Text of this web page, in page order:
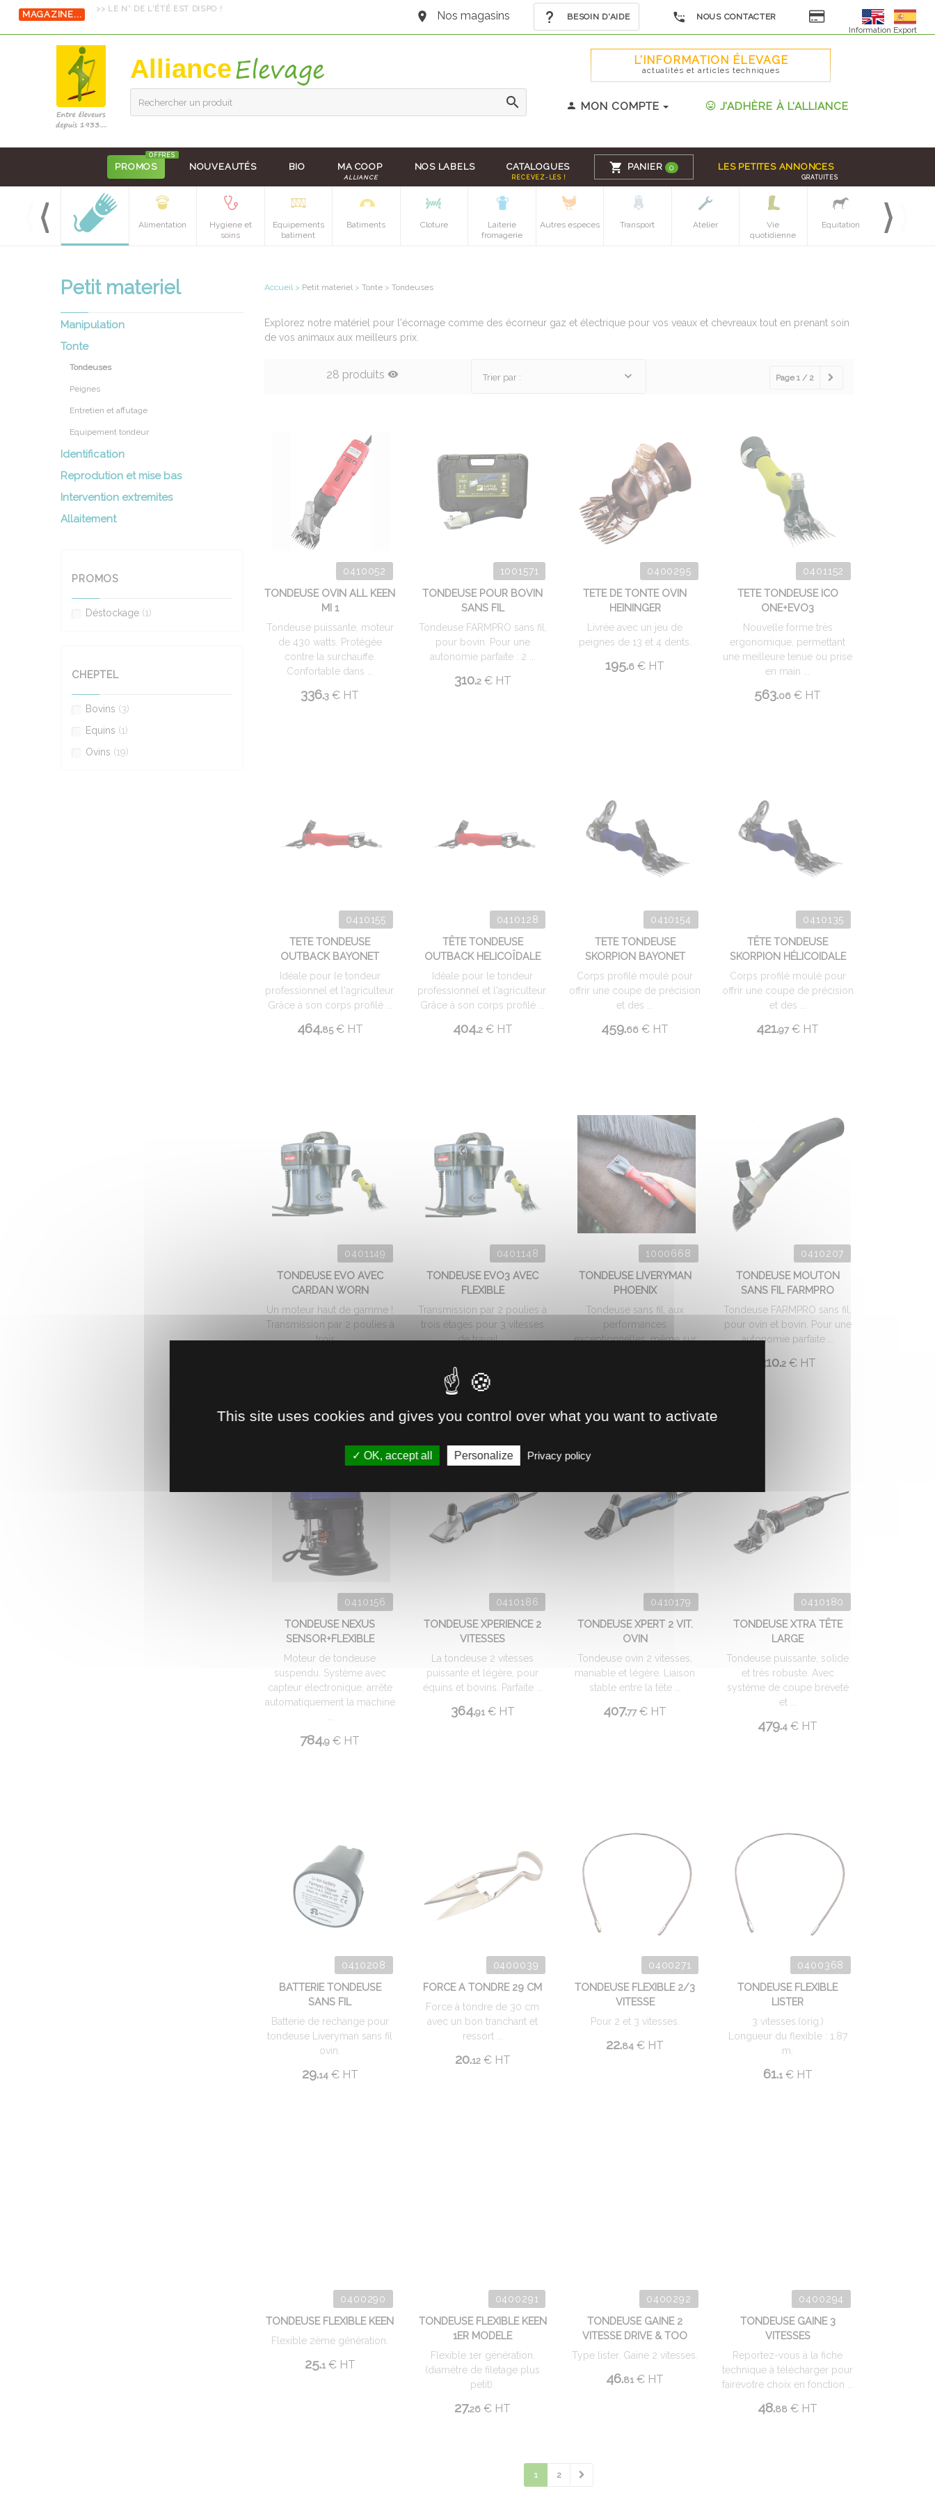
MAGAZINE... Nos magasins BESOIN D'AIDE
NOUS CONTACTER
Information Export
Alliance
Rechercher un produit
L'INFORMATION ÉLEVAGE
actualités et articles techniques
MON COMPTE J'ADHÈRE À L'ALLIANCE
PROMOS
OFFRES
NOUVEAUTÉS BIO MA COOP
ALLIANCE
NOS LABELS CATALOGUES
RECEVEZ-LES !
PANIER 0 LES PETITES ANNONCES
GRATUITES
Alimentation
Hygiene et
soins
Equipements
batiment
Batiments Cloture
Laiterie
fromagerie
Autres especes Transport Atelier
Vie
quotidienne
Equitation Espaces verts
Accueil > Petit materiel > Tonte > Tondeuses
Explorez notre matériel pour l'écornage comme des écorneur gaz et électrique pour vos veaux et chevreaux tout en prenant soin
de vos animaux aux meilleurs prix.
28 produits Trier par : Page 1 / 2
0410052
TONDEUSE OVIN ALL KEEN
MI 1
Tondeuse puissante, moteur
de 430 watts. Protégée
contre la surchauffe.
Confortable dans ...
336.3 € HT
1001571
TONDEUSE POUR BOVIN
SANS FIL
Tondeuse FARMPRO sans fil,
pour bovin. Pour une
autonomie parfaite : 2 ...
310.2 €HT
0400295
TETE DE TONTE OVIN
HEININGER
Livrée avec un jeu de
peignes de 13 et 4 dents.
195.6 € HT
0401152
TETE TONDEUSE ICO
ONE+EVO3
Nouvelle forme très
ergonomique, permettant
une meilleure tenue ou prise
en main ...
563.06 € HT
0410155
TETE TONDEUSE
OUTBACK BAYONET
Idéale pour le tondeur
professionnel et l'agriculteur.
Grâce à son corps profilé ...
464.85 €HT
0410128
TÊTE TONDEUSE
OUTBACK HELICOÏDALE
Idéale pour le tondeur
professionnel et l'agriculteur.
Grâce à son corps profilé ...
404.2 €HT
0410154
TETE TONDEUSE
SKORPION BAYONET
Corps profilé moulé pour
offrir une coupe de précision
et des ...
459.66 € HT
0410135
TÊTE TONDEUSE
SKORPION HÉLICOIDALE
Corps profilé moulé pour
offrir une coupe de précision
et des ...
421.97 € HT
0401149
TONDEUSE EVO AVEC
CARDAN WORN
Un moteur haut de gamme !
Transmission par 2 poulies à
trois ...
0401148
TONDEUSE EVO3 AVEC
FLEXIBLE
Transmission par 2 poulies à
trois étages pour 3 vitesses
de travail ...
1000668
TONDEUSE LIVERYMAN
PHOENIX
Tondeuse sans fil, aux
performances
exceptionnelles, même sur
0410207
TONDEUSE MOUTON
SANS FIL FARMPRO
Tondeuse FARMPRO sans fil,
pour ovin et bovin. Pour une
autonomie parfaite ...
310.2 € HT
0410156
TONDEUSE NEXUS
SENSOR+FLEXIBLE
Moteur de tondeuse
suspendu. Système avec
capteur électronique, arrête
automatiquement la machine
784.9 € HT
0410186
TONDEUSE XPERIENCE 2
VITESSES
La tondeuse 2 vitesses
puissante et légère, pour
équins et bovins. Parfaite ...
364.91 €HT
0410179
TONDEUSE XPERT 2 VIT.
OVIN
Tondeuse ovin 2 vitesses,
maniable et légère. Liaison
stable entre la tête ...
407.77 € HT
0410180
TONDEUSE XTRA TÊTE
LARGE
Tondeuse puissante, solide
et très robuste. Avec
système de coupe breveté
et ...
479.4 € HT
0410208
BATTERIE TONDEUSE
SANS FIL
Batterie de rechange pour
tondeuse Liveryman sans fil
ovin.
29.14 €HT
0400039
FORCE A TONDRE 29 CM
Force à tondre de 30 cm
avec un bon tranchant et
ressort ...
20.12 €HT
0400271
TONDEUSE FLEXIBLE 2/3
VITESSE
Pour 2 et 3 vitesses.
22.84 € HT
0400368
TONDEUSE FLEXIBLE
LISTER
3 vitesses.(orig.)
Longueur du flexible : 1.87
m.
61.1 €HT
0400290
TONDEUSE FLEXIBLE KEEN
Flexible 2ème génération.
25.1 €HT
0400291
TONDEUSE FLEXIBLE KEEN
1ER MODELE
Flexible 1er génération.
(diamètre de filetage plus
petit).
27.26 € HT
0400292
TONDEUSE GAINE 2
VITESSE DRIVE & TOO
Type lister. Gaine 2 vitesses.
46.81 € HT
0400294
TONDEUSE GAINE 3
VITESSES
Reportez-vous à la fiche
technique à télécharger pour
fairevotre choix en fonction ...
48.88 € HT
1 2
Petit materiel
Manipulation
Tonte
Tondeuses
Peignes
Entretien et affutage
Equipement tondeur
Identification
Reprodution et mise bas
Intervention extremites
Allaitement
PROMOS
Déstockage (1)
CHEPTEL
Bovins (3)
Equins (1)
Ovins (19)
This site uses cookies and gives you control over what you want to activate
OK, accept all Personalize Privacy policy